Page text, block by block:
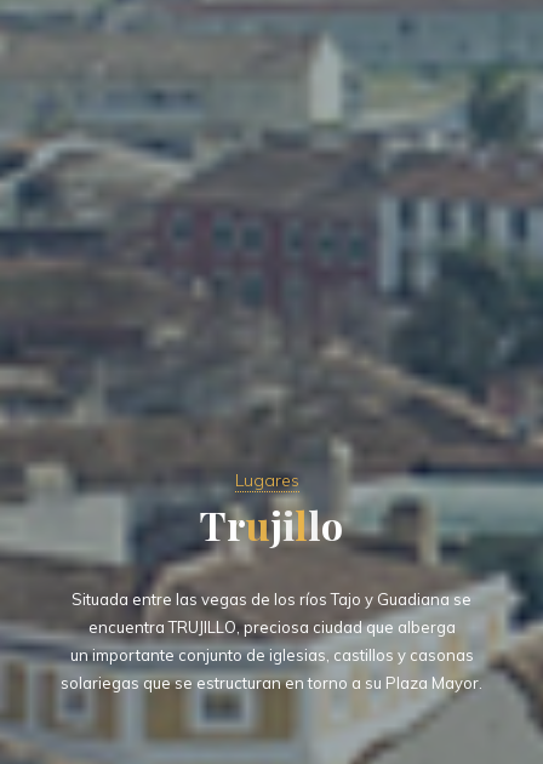
Lugares
Trujillo
Situada entre las vegas de los ríos Tajo y Guadiana se
encuentra TRUJILLO, preciosa ciudad que alberga
un importante conjunto de iglesias, castillos y casonas
solariegas que se estructuran en torno a su Plaza Mayor.